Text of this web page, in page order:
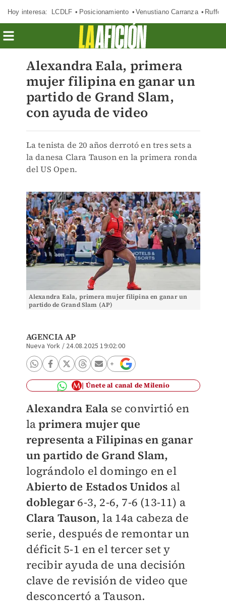
Hoy interesa: LCDLF Posicionamiento Venustiano Carranza Ruffo
Alexandra Eala, primera
mujer filipina en ganar un
partido de Grand Slam,
con ayuda de video
La tenista de 20 años derrotó en tres sets a
la danesa Clara Tauson en la primera ronda
del US Open.
Alexandra Eala, primera mujer filipina en ganar un
partido de Grand Slam (AP)
AGENCIA AP
Nueva York / 24.08.2025 19:02:00
Únete al canal de Milenio
Alexandra Eala se convirtió en
laprimera mujer que
representa a Filipinas en ganar
un partido de Grand Slam,
lográndolo el domingo en el
Abierto de Estados Unidos al
doblegar6-3, 2-6, 7-6 (13-11) a
Clara Tauson, la 14a cabeza de
serie, después de remontar un
déficit 5-1 en el tercer set y
recibir ayuda de una decisión
clave de revisión de video que
desconcertó a Tauson.